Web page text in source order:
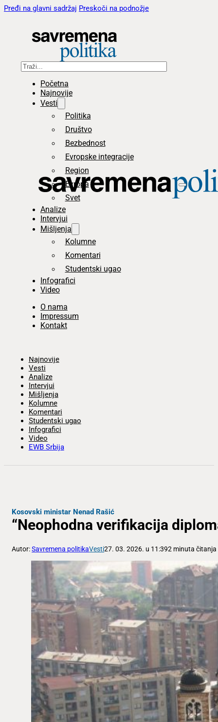
Pređi na glavni sadržaj Preskoči na podnožje
Pretraga
Početna
Najnovije
Vesti
Politika
Društvo
Bezbednost
Evropske integracije
Region
Evropa
Svet
Analize
Intervjui
Mišljenja
Kolumne
Komentari
Studentski ugao
Infografici
Video
O nama
Impressum
Kontakt
Najnovije
Vesti
Analize
Intervjui
Mišljenja
Kolumne
Komentari
Studentski ugao
Infografici
Video
EWB Srbija
Kosovski ministar Nenad Rašić
“Neophodna verifikacija
Autor:Savremena politikaVesti27. 03. 2026. u 11:392 minuta čitanja